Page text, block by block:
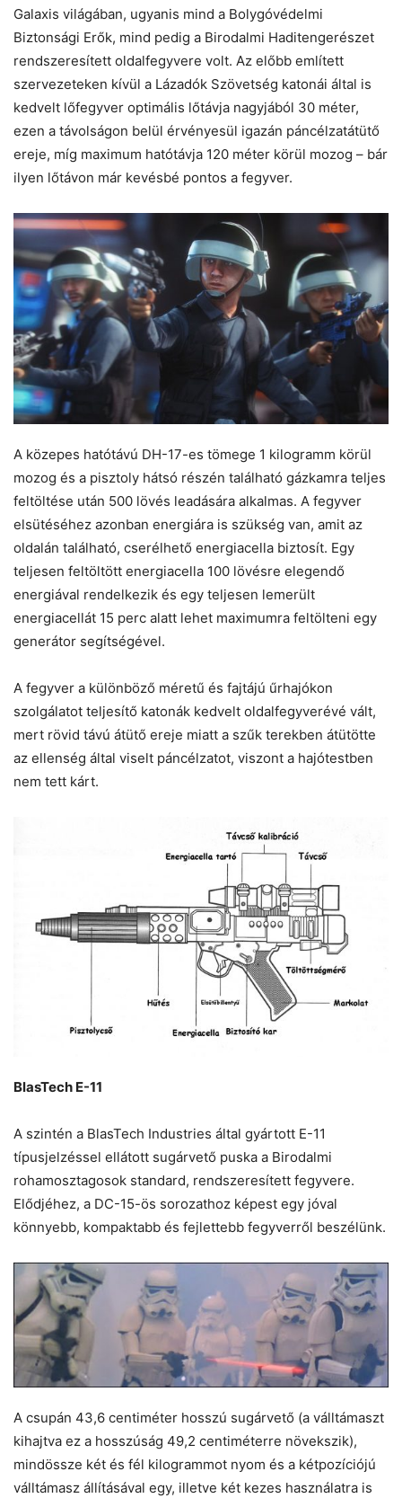
Galaxis világában, ugyanis mind a Bolygóvédelmi
Biztonsági Erők, mind pedig a Birodalmi Haditengerészet
rendszeresített oldalfegyvere volt. Az előbb említett
szervezeteken kívül a Lázadók Szövetség katonái által is
kedvelt lőfegyver optimális lőtávja nagyjából 30 méter,
ezen a távolságon belül érvényesül igazán páncélzatátütő
ereje, míg maximum hatótávja 120 méter körül mozog – bár
ilyen lőtávon már kevésbé pontos a fegyver.
A közepes hatótávú DH-17-es tömege 1 kilogramm körül
mozog és a pisztoly hátsó részén található gázkamra teljes
feltöltése után 500 lövés leadására alkalmas. A fegyver
elsütéséhez azonban energiára is szükség van, amit az
oldalán található, cserélhető energiacella biztosít. Egy
teljesen feltöltött energiacella 100 lövésre elegendő
energiával rendelkezik és egy teljesen lemerült
energiacellát 15 perc alatt lehet maximumra feltölteni egy
generátor segítségével.
A fegyver a különböző méretű és fajtájú űrhajókon
szolgálatot teljesítő katonák kedvelt oldalfegyverévé vált,
mert rövid távú átütő ereje miatt a szűk terekben átütötte
az ellenség által viselt páncélzatot, viszont a hajótestben
nem tett kárt.
BlasTech E-11
A szintén a BlasTech Industries által gyártott E-11
típusjelzéssel ellátott sugárvető puska a Birodalmi
rohamosztagosok standard, rendszeresített fegyvere.
Elődjéhez, a DC-15-ös sorozathoz képest egy jóval
könnyebb, kompaktabb és fejlettebb fegyverről beszélünk.
A csupán 43,6 centiméter hosszú sugárvető (a válltámaszt
kihajtva ez a hosszúság 49,2 centiméterre növekszik),
mindössze két és fél kilogrammot nyom és a kétpozíciójú
válltámasz állításával egy, illetve két kezes használatra is